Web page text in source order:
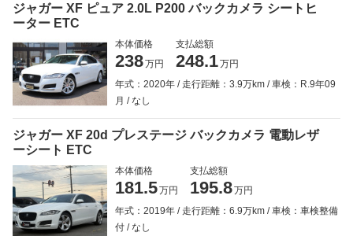
ジャガー XF ピュア 2.0L P200 バックカメラ シートヒ
ーター ETC
本体価格
238万円
支払総額
248.1万円
年式：2020年
走行距離：3.9万km
車検：R.9年09
月
なし
ジャガー XF 20d プレステージ バックカメラ 電動レザ
ーシート ETC
本体価格
181.5万円
支払総額
195.8万円
年式：2019年
走行距離：6.9万km
車検：車検整備
付
なし